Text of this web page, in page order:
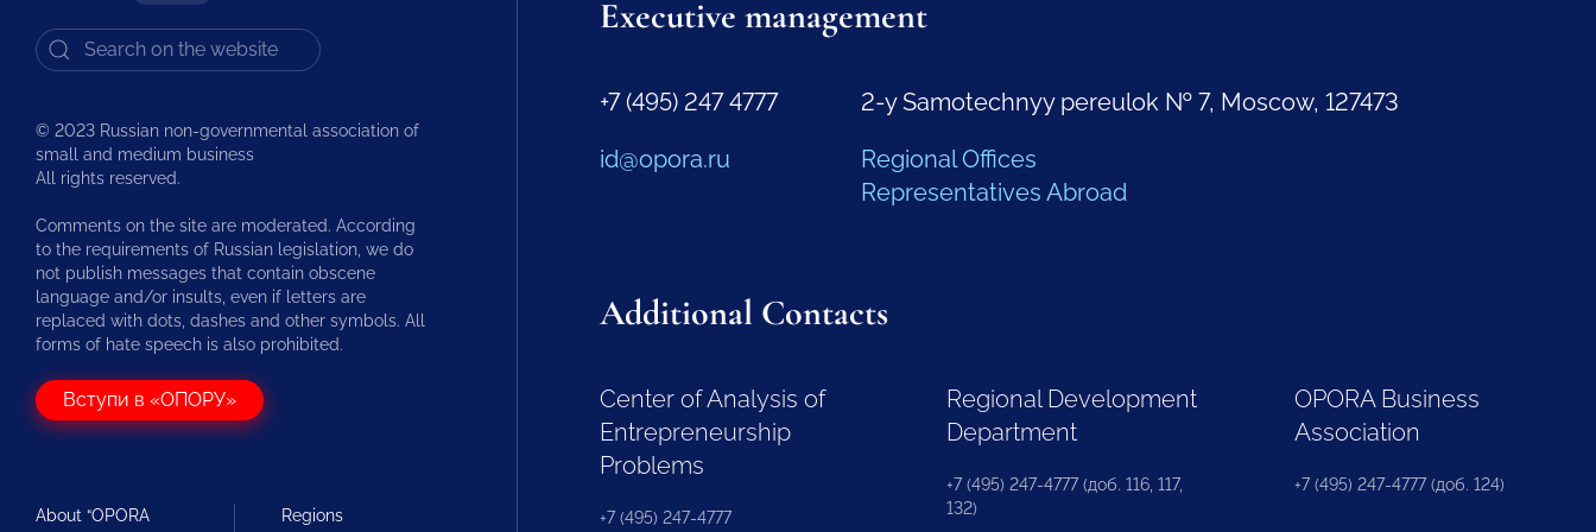
© 2023 Russian non-governmental association of
small and medium business
All rights reserved.
Comments on the site are moderated. According
to the requirements of Russian legislation, we do
not publish messages that contain obscene
language and/or insults, even if letters are
replaced with dots, dashes and other symbols. All
forms of hate speech is also prohibited.
Вступи в «ОПОРУ»
About “OPORA
Regions
Executive management
+7 (495) 247 4777
id@opora.ru
2-y Samotechnyy pereulok № 7, Moscow, 127473
Regional Offices
Representatives Abroad
Additional Contacts
Center of Analysis of
Entrepreneurship
Problems
+7 (495) 247-4777
Regional Development
Department
+7 (495) 247-4777 (доб. 116, 117,
132)
OPORA Business
Association
+7 (495) 247-4777 (доб. 124)